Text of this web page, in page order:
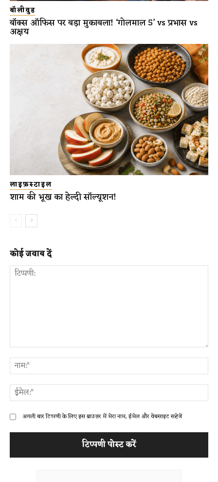
बॉलीवुड
बॉक्स ऑफिस पर बड़ा मुकाबला! ‘गोलमाल 5’ vs प्रभास vs
अक्षय
लाइफ़स्टाइल
शाम की भूख का हेल्दी सॉल्यूशन!
कोई जवाब दें
अगली बार टिप्पणी के लिए इस ब्राउज़र में मेरा नाम, ईमेल और वेबसाइट सहेजें